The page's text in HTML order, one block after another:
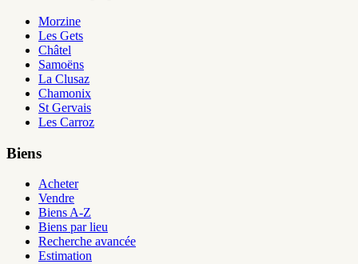
Morzine
Les Gets
Châtel
Samoëns
La Clusaz
Chamonix
St Gervais
Les Carroz
Biens
Acheter
Vendre
Biens A-Z
Biens par lieu
Recherche avancée
Estimation